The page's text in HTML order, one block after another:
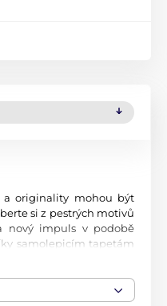
a originality mohou být
si z pestrých motivů
nový impuls v podobě
samolepicím tapetám